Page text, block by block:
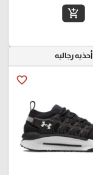
add_shopping_cart
أحذيه رجاليه
favorite_border